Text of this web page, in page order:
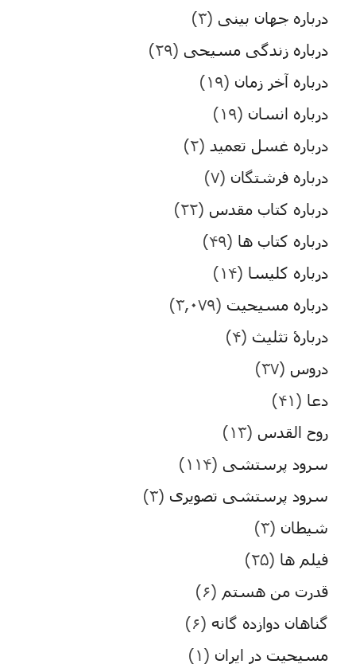
درباره جهان بینی (۳)
درباره زندگی مسیحی (۲۹)
درباره آخر زمان (۱۹)
درباره انسان (۱۹)
درباره غسل تعمید (۲)
درباره فرشتگان (۷)
درباره کتاب مقدس (۲۲)
درباره کتاب ها (۴۹)
درباره کلیسا (۱۴)
درباره مسیحیت (۳,۰۷۹)
دربارۀ تثلیث (۴)
دروس (۳۷)
دعا (۴۱)
روح القدس (۱۳)
سرود پرستشی (۱۱۴)
سرود پرستشی تصویری (۳)
شیطان (۳)
فیلم ها (۲۵)
قدرت من هستم (۶)
گناهان دوازده گانه (۶)
مسیحیت در ایران (۱)